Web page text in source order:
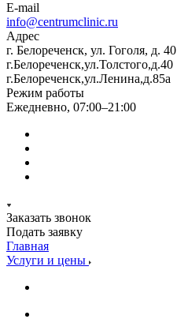
E-mail
info@centrumclinic.ru
Адрес
г. Белореченск, ул. Гоголя, д. 40
г.Белореченск,ул.Толстого,д.40
г.Белореченск,ул.Ленина,д.85а
Режим работы
Ежедневно, 07:00–21:00
Заказать звонок
Подать заявку
Главная
Услуги и цены